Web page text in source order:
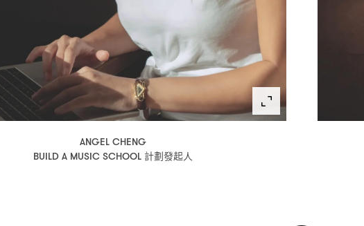
ANGEL CHENG
BUILD A MUSIC SCHOOL 計劃發起人